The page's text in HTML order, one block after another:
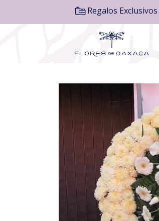
Regalos Exclusivos